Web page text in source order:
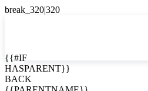

EN
ES
{{#IF
HASPARENT}}
BACK